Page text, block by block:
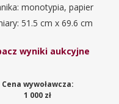
monotypia, papier
51.5 cm x 69.6 cm
wyniki aukcyjne
Cena wywoławcza:
1 000 zł